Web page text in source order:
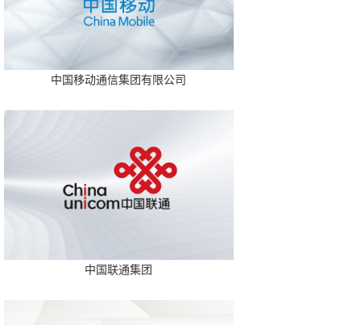
中国移动通信集团有限公司
中国联通集团